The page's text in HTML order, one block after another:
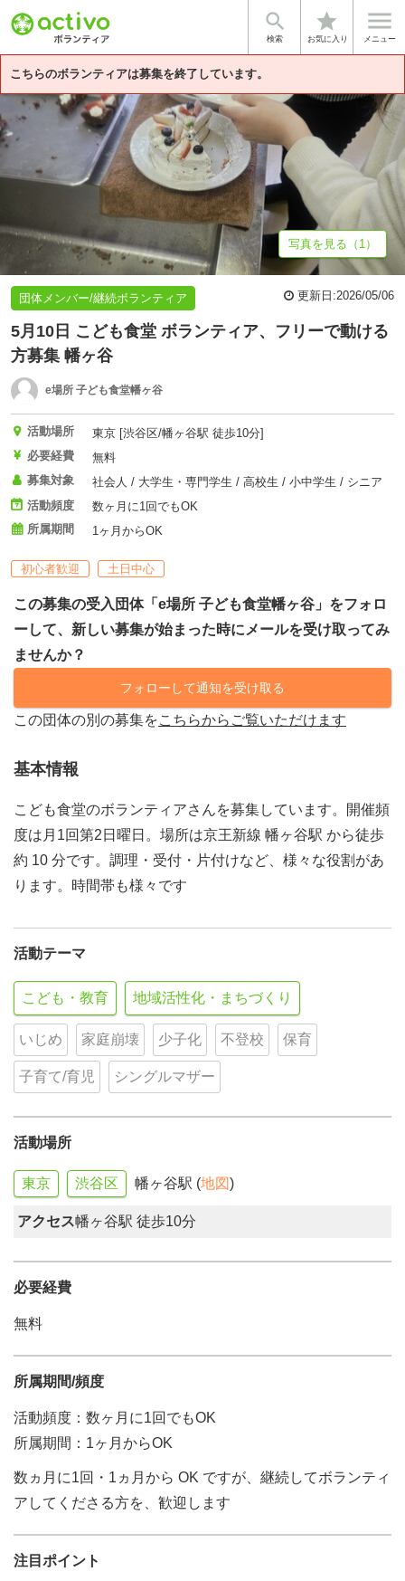

検索
star
お気に入り

メニュー
こちらのボランティアは募集を終了しています。
基本情報 体験談・雰囲気
写真を見る（1）
団体メンバー/継続ボランティア 更新日:2026/05/06
5月10日 こども食堂 ボランティア、フリーで動ける
方募集 幡ヶ谷
e場所 子ども食堂幡ヶ谷
活動場所
東京 [渋谷区/幡ヶ谷駅 徒歩10分]
必要経費
無料
募集対象
社会人 / 大学生・専門学生 / 高校生 / 小中学生 / シニア
活動頻度
数ヶ月に1回でもOK
所属期間
1ヶ月からOK
初心者歓迎 土日中心
この募集の受入団体「e場所 子ども食堂幡ヶ谷」をフォロ
ーして、新しい募集が始まった時にメールを受け取ってみ
ませんか？
フォローして通知を受け取る
この団体の別の募集をこちらからご覧いただけます
基本情報
こども食堂のボランティアさんを募集しています。開催頻
度は月1回第2日曜日。場所は京王新線 幡ヶ谷駅 から徒歩
約 10 分です。調理・受付・片付けなど、様々な役割があ
ります。時間帯も様々です
活動テーマ
こども・教育 地域活性化・まちづくり
いじめ 家庭崩壊 少子化 不登校 保育
子育て/育児 シングルマザー
活動場所
東京 渋谷区 幡ヶ谷駅 (地図)
アクセス幡ヶ谷駅 徒歩10分
必要経費
無料
所属期間/頻度
活動頻度：数ヶ月に1回でもOK
所属期間：1ヶ月からOK
数ヵ月に1回・1ヵ月から OK ですが、継続してボランティ
アしてくださる方を、歓迎します
注目ポイント